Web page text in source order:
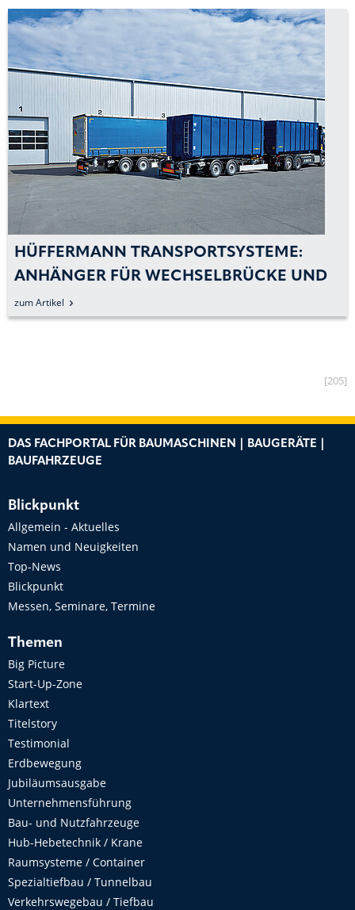
TRANSPORTSYSTEME:
FÜR WECHSELBRÜCKE UND
CONTAINER IM RECYCLING-
[205]
DAS FACHPORTAL FÜR BAUMASCHINEN | BAUGERÄTE |
BAUFAHRZEUGE
Blickpunkt
Allgemein - Aktuelles
Namen und Neuigkeiten
Top-News
Blickpunkt
Messen, Seminare, Termine
Themen
Big Picture
Start-Up-Zone
Klartext
Titelstory
Testimonial
Erdbewegung
Jubiläumsausgabe
Unternehmensführung
Bau- und Nutzfahrzeuge
Hub-Hebetechnik / Krane
Raumsysteme / Container
Spezialtiefbau / Tunnelbau
Verkehrswegebau / Tiefbau